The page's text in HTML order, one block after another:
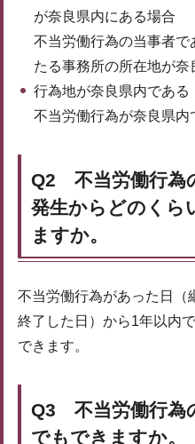
が奈良県内にある場合
不当労働行為の当事者
たる事務所の所在地が奈
行為地が奈良県内である
不当労働行為が奈良県内
Q2 不当労働行為
発生からどのくら
ますか。
不当労働行為があった日（
終了した日）から1年以内
できます。
Q3 不当労働行為
でもできますか。